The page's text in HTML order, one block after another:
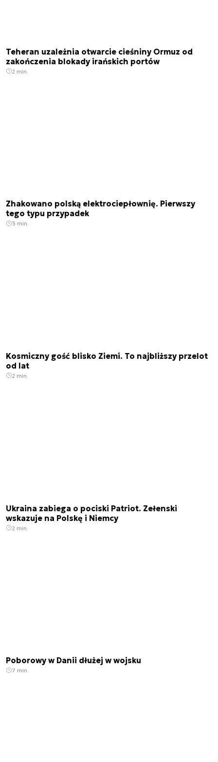
Teheran uzależnia otwarcie cieśniny Ormuz od
zakończenia blokady irańskich portów
2 min.
Zhakowano polską elektrociepłownię. Pierwszy
tego typu przypadek
3 min.
Kosmiczny gość blisko Ziemi. To najbliższy przelot
od lat
2 min.
Ukraina zabiega o pociski Patriot. Zełenski
wskazuje na Polskę i Niemcy
2 min.
Poborowy w Danii dłużej w wojsku
7 min.